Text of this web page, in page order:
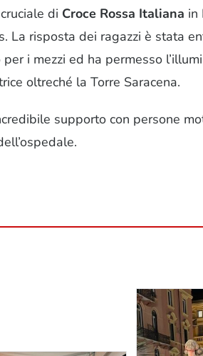
di Croce Rossa Italiana in
La risposta dei ragazzi è stata
i mezzi ed ha permesso
oltreché la Torre Saracena.
supporto con persone